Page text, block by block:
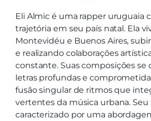
Eli Almic é uma rapper uruguaia
trajetória em seu país natal. Ela
Montevidéu e Buenos Aires,
e realizando colaborações
constante. Suas composições se
letras profundas e
fusão singular de ritmos que
vertentes da música urbana. Seu
caracterizado por uma